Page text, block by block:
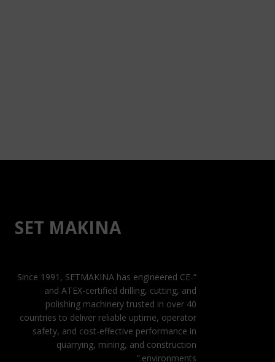
SET MAKINA
“Since 1991, SETMAKINA has engineered CE-
and ATEX-certified drilling, cutting, and
polishing machinery trusted in over 40
countries to deliver reliable uptime, operator
safety, and cost-effective performance in
quarrying, mining, and construction
environments.”